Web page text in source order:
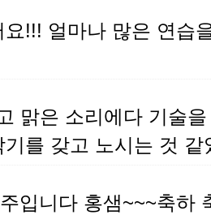
!!! 얼마나 많은 연습
맑은 소리에다 기술
기를 갖고 노시는 것
입니다 홍샘~~~축하